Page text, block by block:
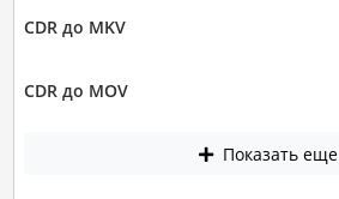
CDR до MKV
CDR до MOV
Показать еще